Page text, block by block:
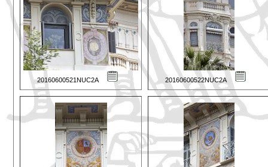
20160600521NUC2A 20160600522NUC2A